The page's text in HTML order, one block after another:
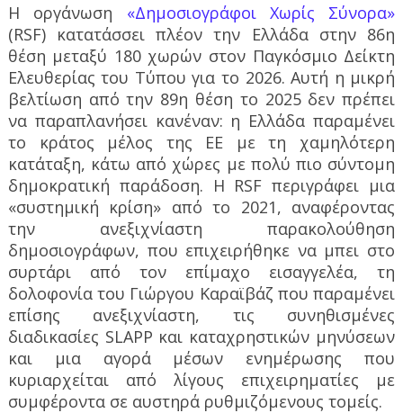
Η οργάνωση «Δημοσιογράφοι Χωρίς Σύνορα»
(RSF) κατατάσσει πλέον την Ελλάδα στην 86η
θέση μεταξύ 180 χωρών στον Παγκόσμιο Δείκτη
Ελευθερίας του Τύπου για το 2026. Αυτή η μικρή
βελτίωση από την 89η θέση το 2025 δεν πρέπει
να παραπλανήσει κανέναν: η Ελλάδα παραμένει
το κράτος μέλος της ΕΕ με τη χαμηλότερη
κατάταξη, κάτω από χώρες με πολύ πιο σύντομη
δημοκρατική παράδοση. Η RSF περιγράφει μια
«συστημική κρίση» από το 2021, αναφέροντας
την ανεξιχνίαστη παρακολούθηση
δημοσιογράφων, που επιχειρήθηκε να μπει στο
συρτάρι από τον επίμαχο εισαγγελέα, τη
δολοφονία του Γιώργου Καραϊβάζ που παραμένει
επίσης ανεξιχνίαστη, τις συνηθισμένες
διαδικασίες SLAPP και καταχρηστικών μηνύσεων
και μια αγορά μέσων ενημέρωσης που
κυριαρχείται από λίγους επιχειρηματίες με
συμφέροντα σε αυστηρά ρυθμιζόμενους τομείς.